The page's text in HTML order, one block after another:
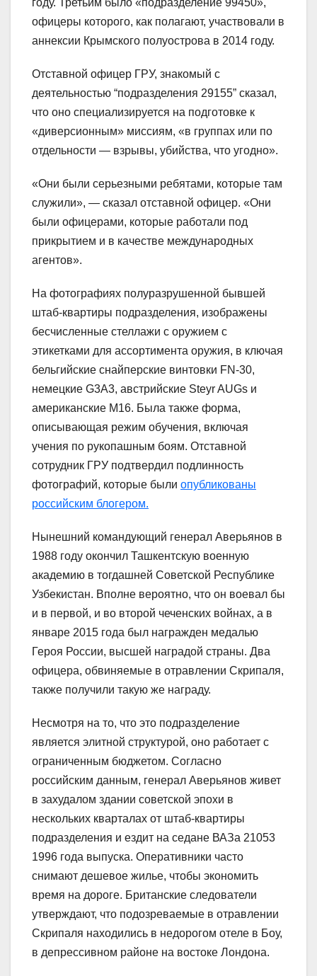
году. Третьим было «подразделение 99450»,
офицеры которого, как полагают, участвовали в
аннексии Крымского полуострова в 2014 году.
Отставной офицер ГРУ, знакомый с
деятельностью “подразделения 29155” сказал,
что оно специализируется на подготовке к
«диверсионным» миссиям, «в группах или по
отдельности — взрывы, убийства, что угодно».
«Они были серьезными ребятами, которые там
служили», — сказал отставной офицер. «Они
были офицерами, которые работали под
прикрытием и в качестве международных
агентов».
На фотографиях полуразрушенной бывшей
штаб-квартиры подразделения, изображены
бесчисленные стеллажи с оружием с
этикетками для ассортимента оружия, в ключая
бельгийские снайперские винтовки FN-30,
немецкие G3A3, австрийские Steyr AUGs и
американские M16. Была также форма,
описывающая режим обучения, включая
учения по рукопашным боям. Отставной
сотрудник ГРУ подтвердил подлинность
фотографий, которые были опубликованы
российским блогером.
Нынешний командующий генерал Аверьянов в
1988 году окончил Ташкентскую военную
академию в тогдашней Советской Республике
Узбекистан. Вполне вероятно, что он воевал бы
и в первой, и во второй чеченских войнах, а в
январе 2015 года был награжден медалью
Героя России, высшей наградой страны. Два
офицера, обвиняемые в отравлении Скрипаля,
также получили такую же награду.
Несмотря на то, что это подразделение
является элитной структурой, оно работает с
ограниченным бюджетом. Согласно
российским данным, генерал Аверьянов живет
в захудалом здании советской эпохи в
нескольких кварталах от штаб-квартиры
подразделения и ездит на седане ВАЗа 21053
1996 года выпуска. Оперативники часто
снимают дешевое жилье, чтобы экономить
время на дороге. Британские следователи
утверждают, что подозреваемые в отравлении
Скрипаля находились в недорогом отеле в Боу,
в депрессивном районе на востоке Лондона.